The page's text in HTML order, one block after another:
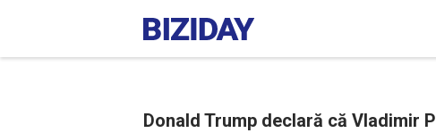
Donald Trump declară că Vladimir